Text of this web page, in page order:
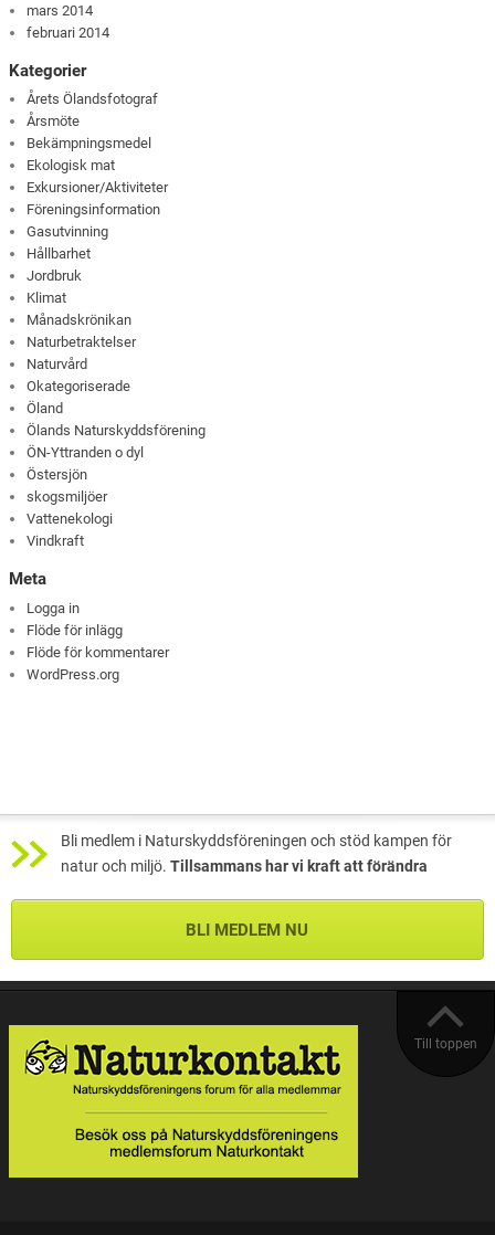
mars 2014
februari 2014
Kategorier
Årets Ölandsfotograf
Årsmöte
Bekämpningsmedel
Ekologisk mat
Exkursioner/Aktiviteter
Föreningsinformation
Gasutvinning
Hållbarhet
Jordbruk
Klimat
Månadskrönikan
Naturbetraktelser
Naturvård
Okategoriserade
Öland
Ölands Naturskyddsförening
ÖN-Yttranden o dyl
Östersjön
skogsmiljöer
Vattenekologi
Vindkraft
Meta
Logga in
Flöde för inlägg
Flöde för kommentarer
WordPress.org
Bli medlem i Naturskyddsföreningen och stöd kampen för
natur och miljö. Tillsammans har vi kraft att förändra
BLI MEDLEM NU
Till toppen